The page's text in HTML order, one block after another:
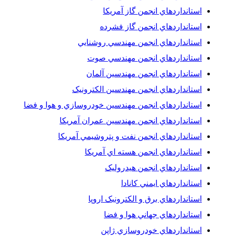
استانداردهاي انجمن گاز آمريکا
استانداردهاي انجمن گاز فشرده
استانداردهاي انجمن مهندسي روشنايي
استانداردهاي انجمن مهندسي صوت
استانداردهاي انجمن مهندسين آلمان
استانداردهاي انجمن مهندسين الکترونيک
استانداردهاي انجمن مهندسين خودروسازي و هوا و فضا
استانداردهاي انجمن مهندسين عمران آمريکا
استانداردهاي انجمن نفت و پتروشيمي آمريکا
استانداردهاي انجمن هسته اي آمريکا
استانداردهاي انجمن هيدروليک
استانداردهاي ايمني کانادا
استانداردهاي برق و الکترونبک اروپا
استانداردهاي جهاني هوا و فضا
استانداردهاي خودروسازي ژاپن